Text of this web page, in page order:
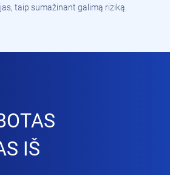
taip sumažinant galimą riziką.
IŠ